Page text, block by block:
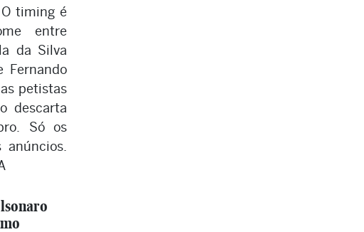
timing é
entre
da Silva
Fernando
petistas
descarta
Só os